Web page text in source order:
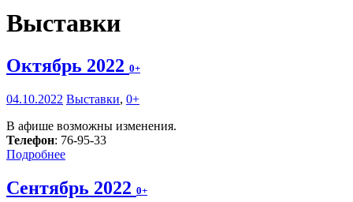
Выставки
Октябрь 2022 0+
04.10.2022 Выставки, 0+
В афише возможны изменения.
Телефон: 76-95-33
Подробнее
Сентябрь 2022 0+